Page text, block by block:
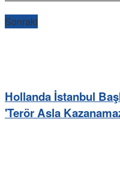
Sonraki
Hollanda İstanbul
'Terör Asla